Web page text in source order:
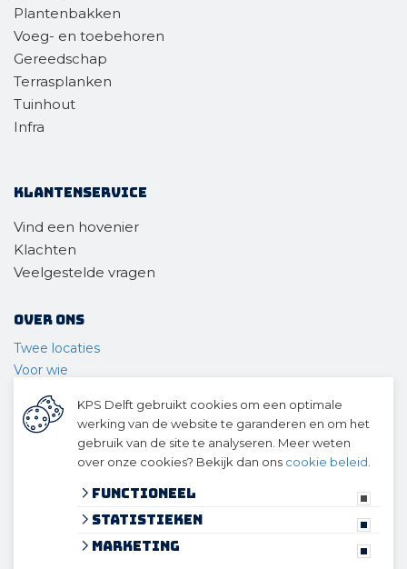
Plantenbakken
Voeg- en toebehoren
Gereedschap
Terrasplanken
Tuinhout
Infra
Klantenservice
Vind een hovenier
Klachten
Veelgestelde vragen
Over ons
Twee locaties
Voor wie
Ons materieel
Ons team
Geschiedenis
© 2026 KPS Delft
algemene voorwaarden
KPS Delft gebruikt cookies om een optimale
werking van de website te garanderen en om het
gebruik van de site te analyseren. Meer weten
over onze cookies? Bekijk dan ons cookie beleid
Functioneel
Statistieken
Marketing